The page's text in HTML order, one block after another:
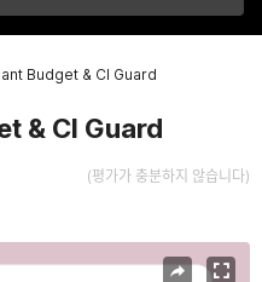
Budget & CI Guard
& CI Guard
(평가가 충분하지 않습니다)